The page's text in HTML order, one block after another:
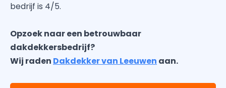
bedrijf is 4/5.
Opzoek naar een betrouwbaar
dakdekkersbedrijf?
Wij raden Dakdekker van Leeuwen aan.